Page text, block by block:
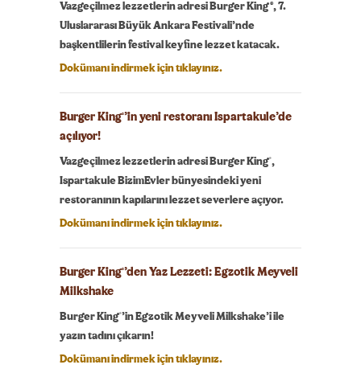
Vazgeçilmez lezzetlerin adresi Burger King®, 7.
Uluslararası Büyük Ankara Festivali’nde
başkentlilerin festival keyfine lezzet katacak.
Dokümanı indirmek için tıklayınız.
Burger King®’in yeni restoranı Ispartakule’de
açılıyor!
Vazgeçilmez lezzetlerin adresi Burger King®,
Ispartakule BizimEvler bünyesindeki yeni
restoranının kapılarını lezzet severlere açıyor.
Dokümanı indirmek için tıklayınız.
Burger King®’den Yaz Lezzeti: Egzotik Meyveli
Milkshake
Burger King®’in Egzotik Meyveli Milkshake’i ile
yazın tadını çıkarın!
Dokümanı indirmek için tıklayınız.